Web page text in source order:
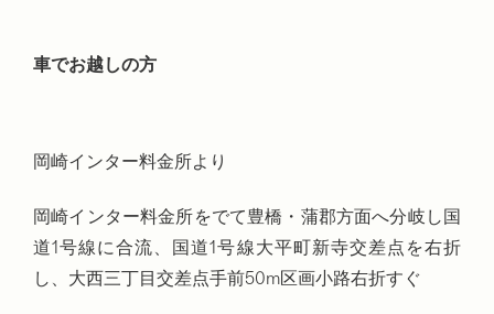
車でお越しの方
岡崎インター料金所より
岡崎インター料金所をでて豊橋・蒲郡方面へ分岐し国
道1号線に合流、国道1号線大平町新寺交差点を右折
し、大西三丁目交差点手前50m区画小路右折すぐ